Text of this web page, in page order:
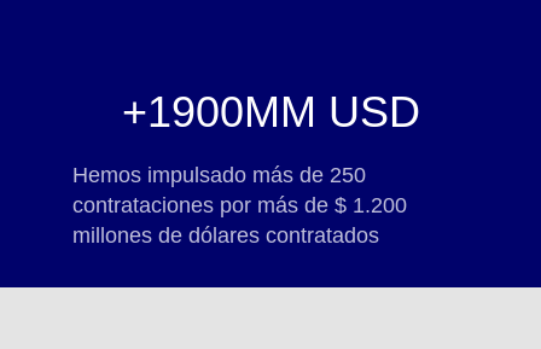
Hemos impulsado más de 250
contrataciones por más de $ 1.200
millones de dólares contratados
+1900MM USD